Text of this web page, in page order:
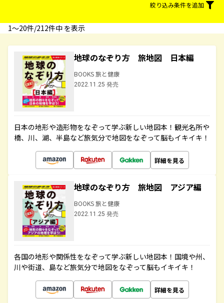
絞り込み条件を追加
1〜20件/212件中 を表示
地球のなぞり方 旅地図 日本編
BOOKS 旅と健康
2022.11.25 発売
日本の地形や造形物をなぞって学ぶ新しい地図本！観光名所や
橋、川、湖、半島など旅気分で地図をなぞって脳もイキイキ！
詳細を見る
地球のなぞり方 旅地図 アジア編
BOOKS 旅と健康
2022.11.25 発売
各国の地形や関係性をなぞって学ぶ新しい地図本！国境や州、
川や街道、島など旅気分で地図をなぞって脳もイキイキ！
詳細を見る